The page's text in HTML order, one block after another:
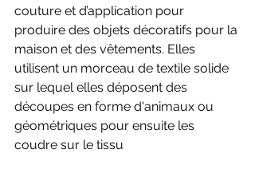
couture et d’application pour
produire des objets décoratifs pour la
maison et des vêtements. Elles
utilisent un morceau de textile solide
sur lequel elles déposent des
découpes en forme d'animaux ou
géométriques pour ensuite les
coudre sur le tissu